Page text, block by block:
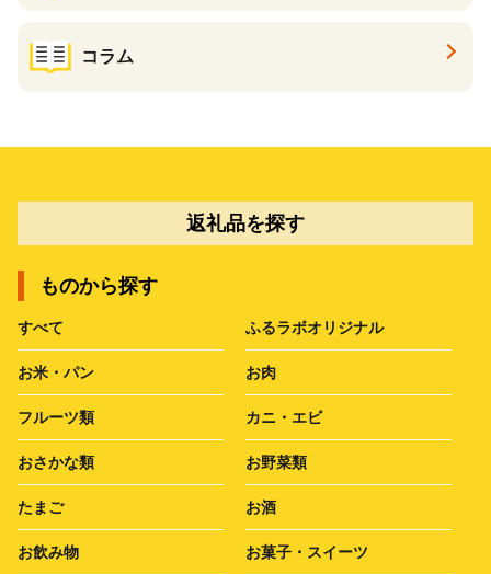
コラム
返礼品を探す
ものから探す
すべて ふるラボオリジナル
お米・パン お肉
フルーツ類 カニ・エビ
おさかな類 お野菜類
たまご お酒
お飲み物 お菓子・スイーツ